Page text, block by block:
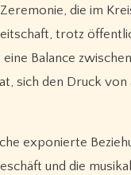
die im
trotz
Balance
sich den Druck von
exponierte
und die